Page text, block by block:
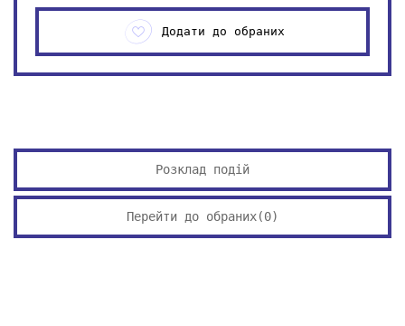
Додати до обраних
Розклад подій
Перейти до обраних(0)